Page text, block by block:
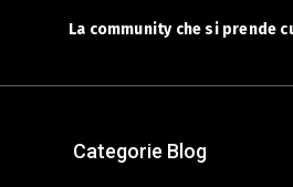
La community che si prende
Categorie Blog